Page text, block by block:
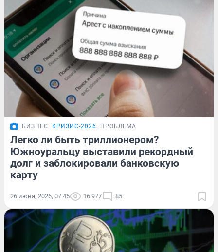
БИЗНЕС КРИЗИС-2026 ПРОБЛЕМА
Легко ли быть триллионером?
Южноуральцу выставили рекордный
долг и заблокировали банковскую
карту
26 июня, 2026, 07:45 16 977 85